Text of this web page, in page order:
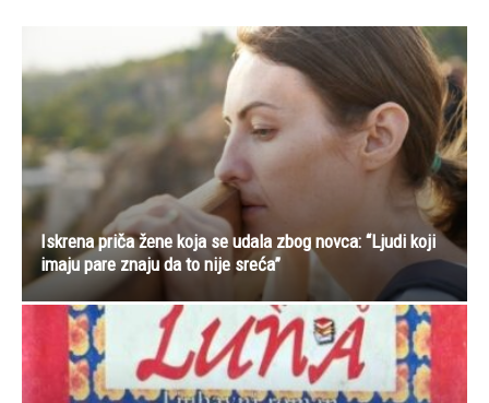
Iskrena priča žene koja se udala zbog novca: “Ljudi koji
imaju pare znaju da to nije sreća”